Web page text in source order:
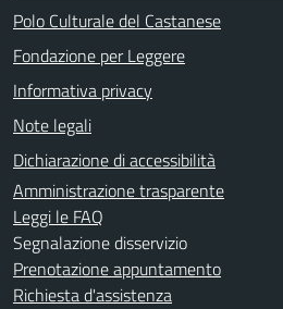
Polo Culturale del Castanese
Fondazione per Leggere
Informativa privacy
Note legali
Dichiarazione di accessibilità
Amministrazione trasparente
Leggi le FAQ
Segnalazione disservizio
Prenotazione appuntamento
Richiesta d'assistenza